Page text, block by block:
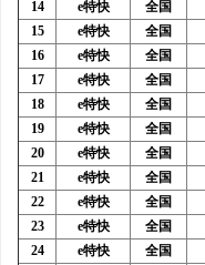
14
e特快 全国
15
e特快 全国
16
e特快 全国
17
e特快 全国
18
e特快 全国
19
e特快 全国
20
e特快 全国
21
e特快 全国
22
e特快 全国
23
e特快 全国
24
e特快 全国